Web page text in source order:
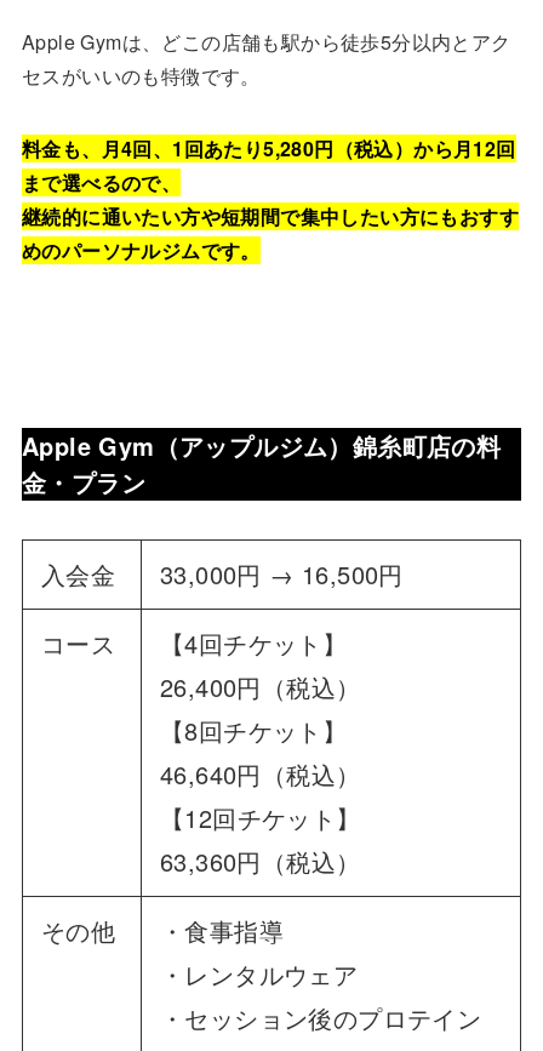
Apple Gymは、どこの店舗も駅から徒歩5分以内とアク
セスがいいのも特徴です。
料金も、月4回、1回あたり5,280円（税込）から月12回
まで選べるので、
継続的に通いたい方や短期間で集中したい方にもおすす
めのパーソナルジムです。
Apple Gym（アップルジム） 錦糸町店の料
金・プラン
入会金
33,000円 → 16,500円
コース
【4回チケット】
26,400円（税込）
【8回チケット】
46,640円（税込）
【12回チケット】
63,360円（税込）
その他
・食事指導
・レンタルウェア
・セッション後のプロテイン